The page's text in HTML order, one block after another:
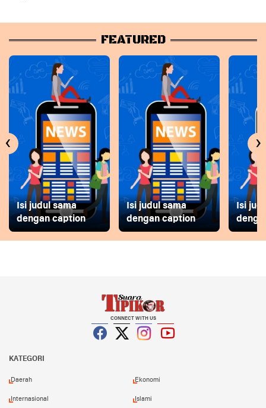
FEATURED
Isi judul sama
dengan caption
Isi judul sama
dengan caption
Isi
‹ ›
CONNECT WITH US
KATEGORI
Daerah Ekonomi
Internasional Islami